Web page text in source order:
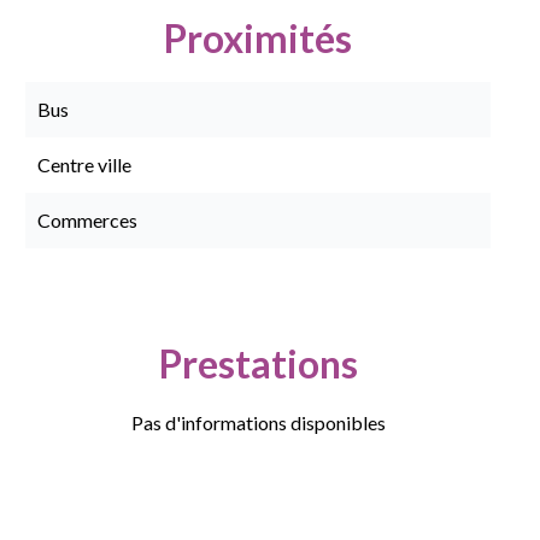
Proximités
Bus
Centre ville
Commerces
Prestations
Pas d'informations disponibles